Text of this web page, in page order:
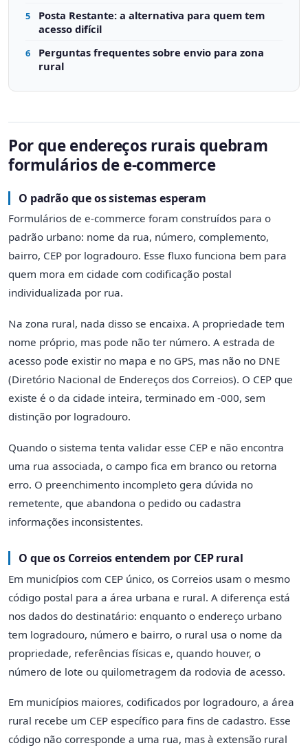
5
Posta Restante: a alternativa para quem tem
acesso difícil
6
Perguntas frequentes sobre envio para zona
rural
Por que endereços rurais quebram
formulários de e-commerce
O padrão que os sistemas esperam
Formulários de e-commerce foram construídos para o
padrão urbano: nome da rua, número, complemento,
bairro, CEP por logradouro. Esse fluxo funciona bem para
quem mora em cidade com codificação postal
individualizada por rua.
Na zona rural, nada disso se encaixa. A propriedade tem
nome próprio, mas pode não ter número. A estrada de
acesso pode existir no mapa e no GPS, mas não no DNE
(Diretório Nacional de Endereços dos Correios). O CEP que
existe é o da cidade inteira, terminado em -000, sem
distinção por logradouro.
Quando o sistema tenta validar esse CEP e não encontra
uma rua associada, o campo fica em branco ou retorna
erro. O preenchimento incompleto gera dúvida no
remetente, que abandona o pedido ou cadastra
informações inconsistentes.
O que os Correios entendem por CEP rural
Em municípios com CEP único, os Correios usam o mesmo
código postal para a área urbana e rural. A diferença está
nos dados do destinatário: enquanto o endereço urbano
tem logradouro, número e bairro, o rural usa o nome da
propriedade, referências físicas e, quando houver, o
número de lote ou quilometragem da rodovia de acesso.
Em municípios maiores, codificados por logradouro, a área
rural recebe um CEP específico para fins de cadastro. Esse
código não corresponde a uma rua, mas à extensão rural